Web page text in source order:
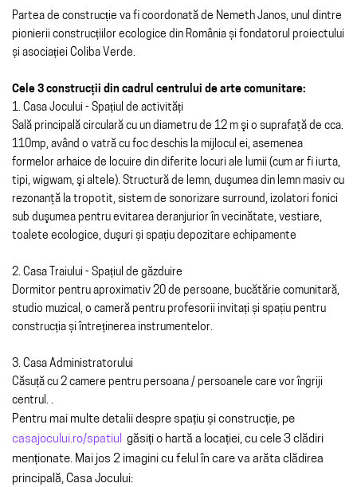
Partea de construcție va fi coordonată de Nemeth Janos, unul dintre
pionierii construcțiilor ecologice din România și fondatorul proiectului
și asociației Coliba Verde.
Cele 3 construcții din cadrul centrului de arte comunitare:
1. Casa Jocului - Spațiul de activități
Sală principală circulară cu un diametru de 12 m şi o suprafaţă de cca.
110mp, având o vatră cu foc deschis la mijlocul ei, asemenea
formelor arhaice de locuire din diferite locuri ale lumii (cum ar fi iurta,
tipi, wigwam, şi altele). Structură de lemn, duşumea din lemn masiv cu
rezonanţă la tropotit, sistem de sonorizare surround, izolatori fonici
sub duşumea pentru evitarea deranjurior în vecinătate, vestiare,
toalete ecologice, duşuri și spațiu depozitare echipamente
2. Casa Traiului - Spațiul de găzduire
Dormitor pentru aproximativ 20 de persoane, bucătărie comunitară,
studio muzical, o cameră pentru profesorii invitați și spațiu pentru
construcția și întreținerea instrumentelor.
3. Casa Administratorului
Căsuță cu 2 camere pentru persoana / persoanele care vor îngriji
centrul. .
Pentru mai multe detalii despre spațiu și construcție, pe
casajocului.ro/spatiul găsiți o hartă a locației, cu cele 3 clădiri
menționate. Mai jos 2 imagini cu felul în care va arăta clădirea
principală, Casa Jocului: